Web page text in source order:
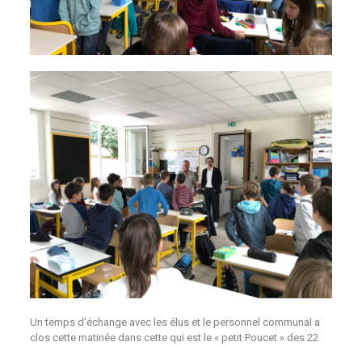
Un temps d’échange avec les élus et le personnel communal a
clos cette matinée dans cette qui est le « petit Poucet » des 22